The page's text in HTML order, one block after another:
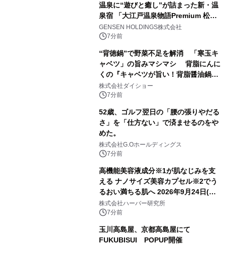
温泉に“遊びと癒し”が詰まった新・温
泉宿 「大江戸温泉物語Premium 松乃
井」が誕生
GENSEN HOLDINGS株式会社
7分前
“背徳鍋”で野菜不足を解消 「寒玉キ
ャベツ」の旨みマシマシ 背脂にんに
くの『キャベツが旨い！背脂醤油鍋ス
ープ』発売
株式会社ダイショー
7分前
52歳、ゴルフ翌日の「腰の張りやだる
さ」を「仕方ない」で済ませるのをや
めた。
株式会社G.Oホールディングス
7分前
高機能美容液成分※1が肌なじみを支
える ナノサイズ美容カプセル※2でう
るおい満ちる肌へ 2026年9月24日(木)
よりリニューアル新発売 『ディープモ
イストセラム』
株式会社ハーバー研究所
7分前
玉川高島屋、京都高島屋にて
FUKUBISUI POPUP開催